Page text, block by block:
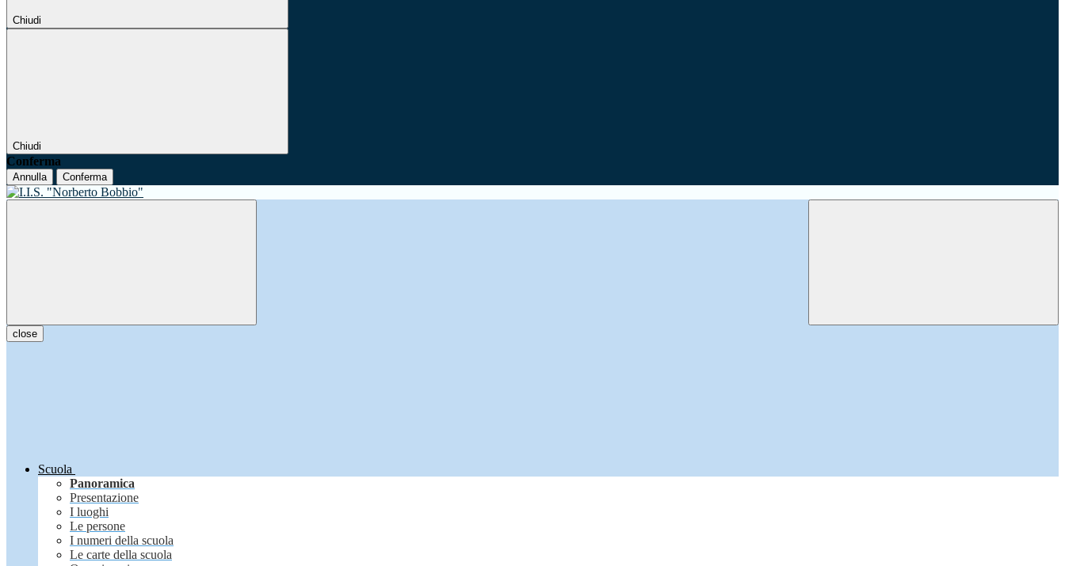
Chiudi
Chiudi
Conferma
Annulla Conferma
close
Scuola
Panoramica
Presentazione
I luoghi
Le persone
I numeri della scuola
Le carte della scuola